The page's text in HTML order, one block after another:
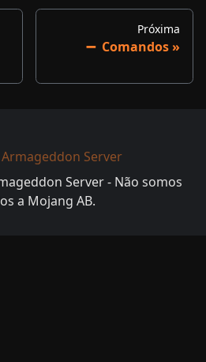
Próxima
➖ ​ Comandos
Server - Não somos
a Mojang AB.